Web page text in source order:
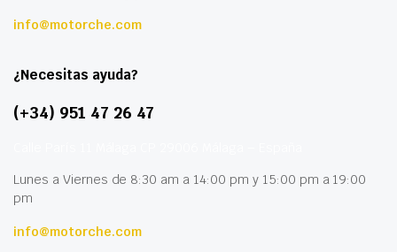
info@motorche.com
¿Necesitas ayuda?
(+34) 951 47 26 47
Lunes a Viernes de 8:30 am a 14:00 pm y 15:00 pm a 19:00
pm
info@motorche.com